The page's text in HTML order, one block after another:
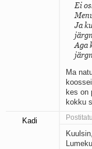
Ei
Ja
Aga
Ma
kes on
kokku
Kadi